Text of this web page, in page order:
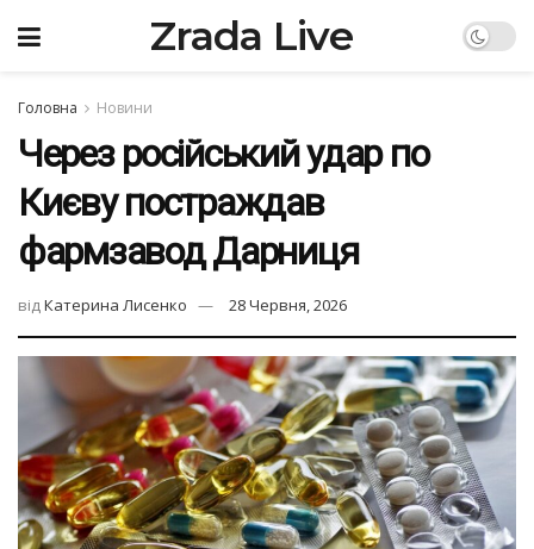
Zrada Live
Головна Новини
Через російський удар по
Києву постраждав
фармзавод Дарниця
відКатерина Лисенко 28 Червня, 2026